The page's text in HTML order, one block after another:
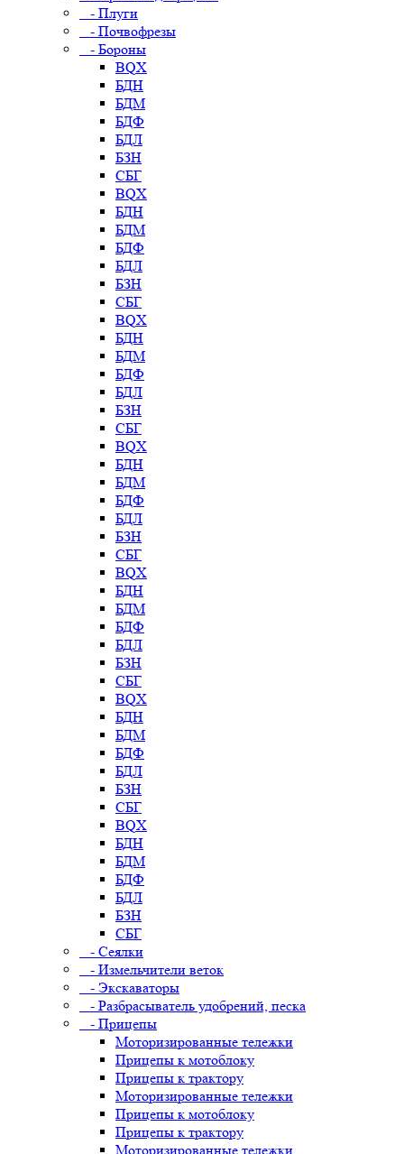
- Плуги
- Почвофрезы
- Бороны
BQX
БДН
БДМ
БДФ
БДЛ
БЗН
СБГ
BQX
БДН
БДМ
БДФ
БДЛ
БЗН
СБГ
BQX
БДН
БДМ
БДФ
БДЛ
БЗН
СБГ
BQX
БДН
БДМ
БДФ
БДЛ
БЗН
СБГ
BQX
БДН
БДМ
БДФ
БДЛ
БЗН
СБГ
BQX
БДН
БДМ
БДФ
БДЛ
БЗН
СБГ
BQX
БДН
БДМ
БДФ
БДЛ
БЗН
СБГ
- Сеялки
- Измельчители веток
- Экскаваторы
- Разбрасыватель удобрений, песка
- Прицепы
Моторизированные тележки
Прицепы к мотоблоку
Прицепы к трактору
Моторизированные тележки
Прицепы к мотоблоку
Прицепы к трактору
Моторизированные тележки